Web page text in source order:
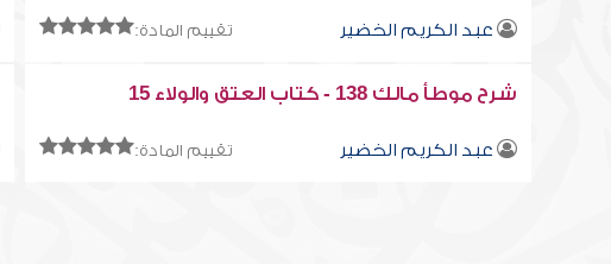
عبد الكريم الخضير تقييم المادة:
شرح موطأ مالك 138 - كتاب العتق والولاء 15
عبد الكريم الخضير تقييم المادة: